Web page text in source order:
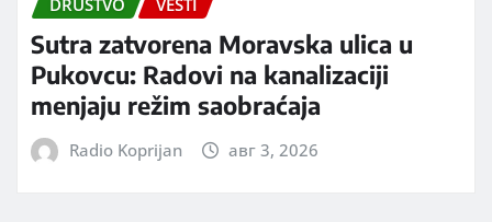
Sutra zatvorena Moravska ulica u
Pukovcu: Radovi na kanalizaciji
menjaju režim saobraćaja
Radio Koprijan авг 3, 2026